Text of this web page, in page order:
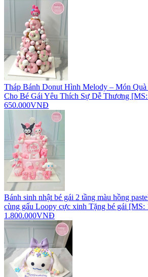
Tháp Bánh Donut Hình Melody – Món
Cho Bé Gái Yêu Thích Sự Dễ Thương
650.000VNĐ
Bánh sinh nhật bé gái 2 tầng màu hồng
cùng gấu Loopy cực xinh Tặng bé gái [MS:
1.800.000VNĐ